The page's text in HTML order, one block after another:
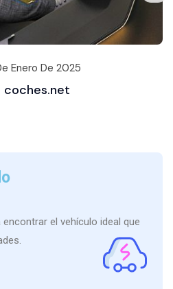
Enero De 2025
coches.net
el vehículo ideal que